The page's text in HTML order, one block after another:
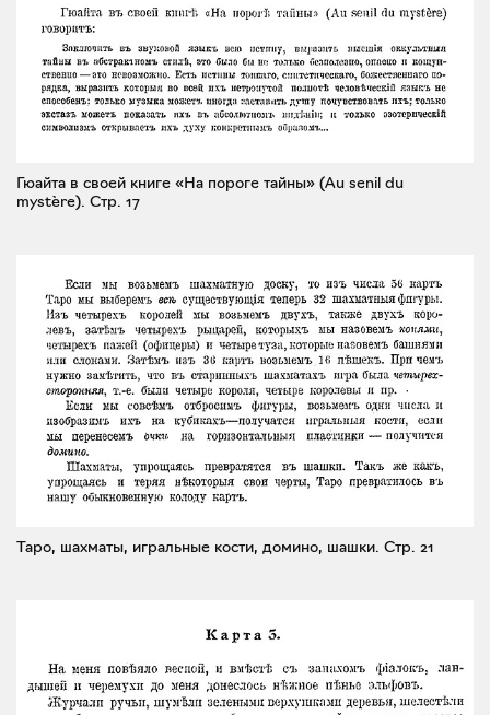
Гюайта в своей книге «На пороге тайны» (Au senil du
mystère). Стр. 17
Таро, шахматы, игральные кости, домино, шашки. Стр. 21